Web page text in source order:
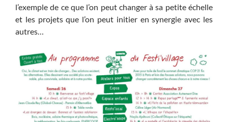
l’exemple de ce que l’on peut changer à sa petite échelle
et les projets que l’on peut initier en synergie avec les
autres…